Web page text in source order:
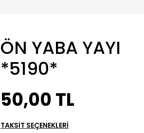
ÖN YABA YAYI
*5190*
50,00 TL
TAKSİT SEÇENEKLERİ